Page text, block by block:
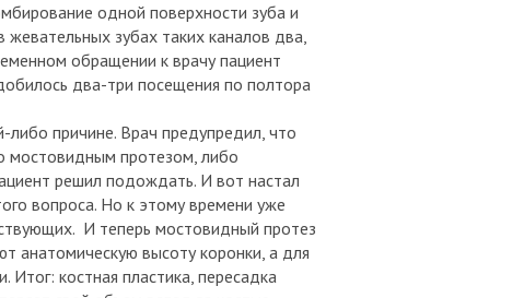
одной поверхности зуба и
жевательных зубах таких каналов два,
обращении к врачу пациент
два-три посещения по полтора
причине. Врач предупредил, что
мостовидным протезом, либо
решил подождать. И вот настал
вопроса. Но к этому времени уже
И теперь мостовидный протез
анатомическую высоту коронки, а для
Итог: костная пластика, пересадка